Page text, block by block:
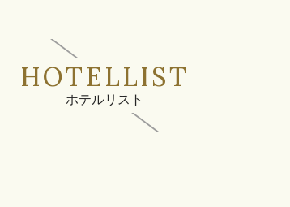
HOTELLIST
ホテルリスト